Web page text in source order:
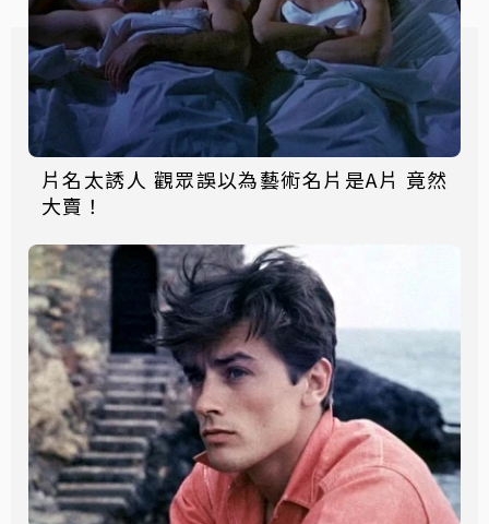
片名太誘人 觀眾誤以為藝術名片是A片 竟然
大賣！